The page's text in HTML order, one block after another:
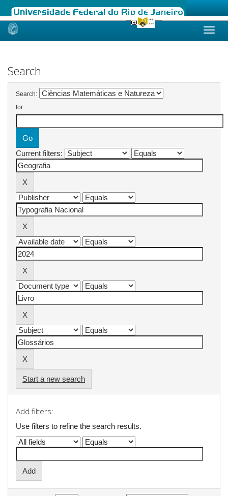
Skip
Search
Search:
for
Current filters:
Start a new search
Add filters:
Use filters to refine the search results.